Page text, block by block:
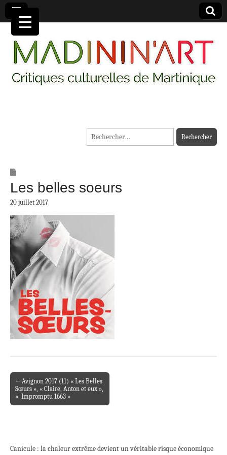
MADININ'ART
Rechercher :
Les belles soeurs
20 juillet 2017
Post navigation
← Avignon 2017 (11) « Les Belles
Sœurs », « Claire, Anton et eux »,
« Impromptu 1663 »
Canicule : la chaleur extrême devient un véritable risque économique